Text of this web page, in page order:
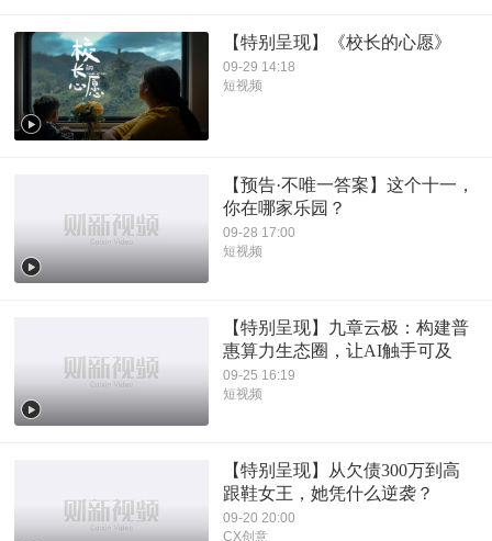
【特别呈现】《校长的心愿》
09-29 14:18
短视频
【预告·不唯一答案】这个十一，
你在哪家乐园？
09-28 17:00
短视频
【特别呈现】九章云极：构建普
惠算力生态圈，让AI触手可及
09-25 16:19
短视频
【特别呈现】从欠债300万到高
跟鞋女王，她凭什么逆袭？
09-20 20:00
CX创意